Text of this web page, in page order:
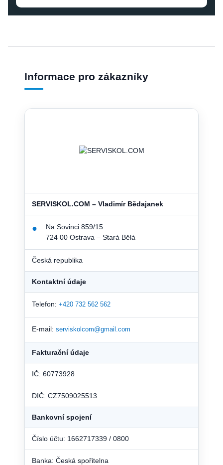
Informace pro zákazníky
SERVISKOL.COM – Vladimír Bědajanek
●
Na Sovinci 859/15
724 00 Ostrava – Stará Bělá
Česká republika
Kontaktní údaje
Telefon: +420 732 562 562
E-mail: serviskolcom@gmail.com
Fakturační údaje
IČ: 60773928
DIČ: CZ7509025513
Bankovní spojení
Číslo účtu: 1662717339 / 0800
Banka: Česká spořitelna